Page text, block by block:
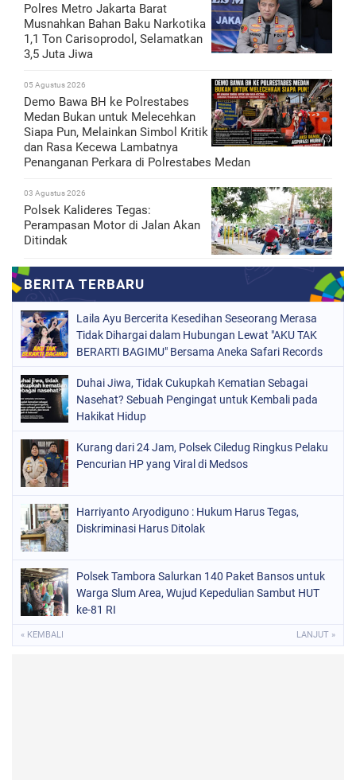
Polres Metro Jakarta Barat
Musnahkan Bahan Baku Narkotika
1,1 Ton Carisoprodol, Selamatkan
3,5 Juta Jiwa
05 Agustus 2026
Demo Bawa BH ke Polrestabes
Medan Bukan untuk Melecehkan
Siapa Pun, Melainkan Simbol Kritik
dan Rasa Kecewa Lambatnya
Penanganan Perkara di Polrestabes Medan
03 Agustus 2026
Polsek Kalideres Tegas:
Perampasan Motor di Jalan Akan
Ditindak
Laila Ayu Bercerita Kesedihan Seseorang Merasa
Tidak Dihargai dalam Hubungan Lewat "AKU TAK
BERARTI BAGIMU" Bersama Aneka Safari Records
Duhai Jiwa, Tidak Cukupkah Kematian Sebagai
Nasehat? Sebuah Pengingat untuk Kembali pada
Hakikat Hidup
Kurang dari 24 Jam, Polsek Ciledug Ringkus Pelaku
Pencurian HP yang Viral di Medsos
Harriyanto Aryodiguno : Hukum Harus Tegas,
Diskriminasi Harus Ditolak
Polsek Tambora Salurkan 140 Paket Bansos untuk
Warga Slum Area, Wujud Kepedulian Sambut HUT
ke-81 RI
« KEMBALI LANJUT »